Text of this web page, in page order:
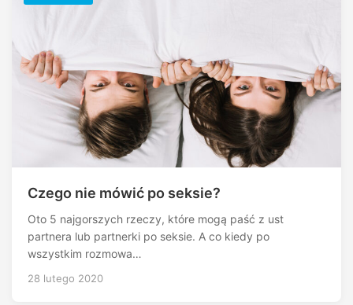
Czego nie mówić po seksie?
Oto 5 najgorszych rzeczy, które mogą paść z ust
partnera lub partnerki po seksie. A co kiedy po
wszystkim rozmowa…
28 lutego 2020